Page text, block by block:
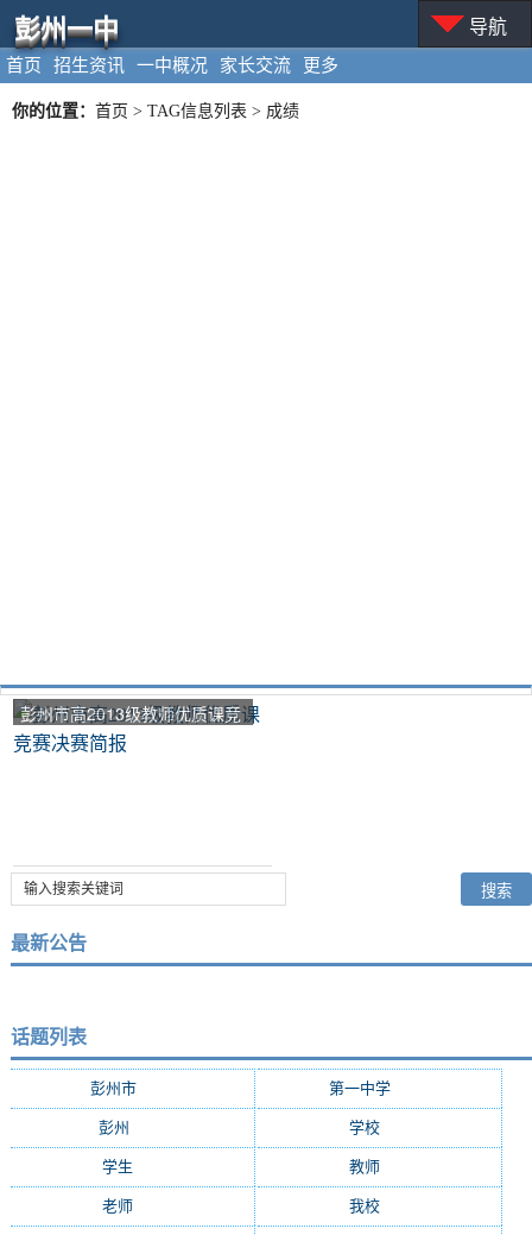
首页 招生资讯 一中概况 家长交流 更多
彭州一中 导航
你的位置： 首页 > TAG信息列表 > 成绩
彭州市高2013级教师优质课竞
赛决赛简报
最新公告
话题列表
彭州市 第一中学
彭州 学校(29)
学生 教师(16)
老师 我校(15)